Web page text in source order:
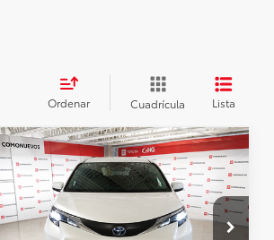
Ordenar Cuadrícula Lista
2025Toyota Sienna2.5
Xle Hev At
Toyota HG
Precio: $1,030,000
Obtén Una Cotización
Comparar vehículo